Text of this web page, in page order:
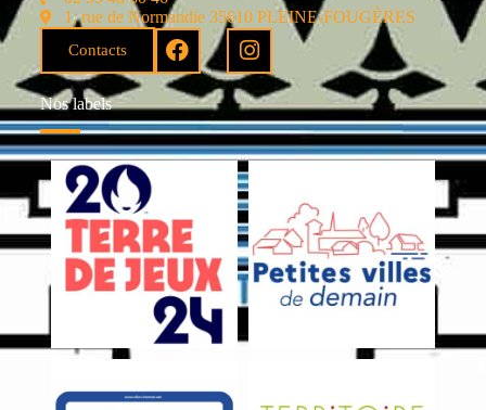
1, rue de Normandie 35610 PLEINE-FOUGÈRES
Contacts
Nos labels